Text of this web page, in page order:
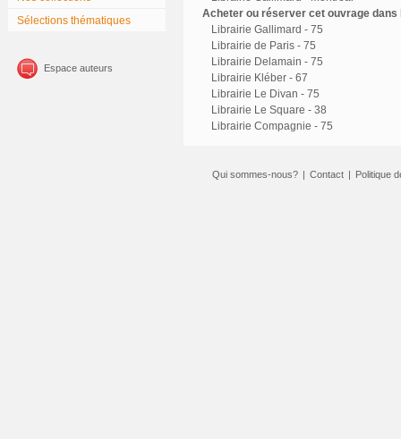
Sélections thématiques
Espace auteurs
Acheter ou réserver cet ouvrage
Librairie Gallimard - 75
Librairie de Paris - 75
Librairie Delamain - 75
Librairie Kléber - 67
Librairie Le Divan - 75
Librairie Le Square - 38
Librairie Compagnie - 75
Qui sommes-nous? | Contact | Politique